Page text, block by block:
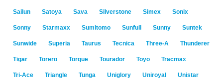
Sailun Satoya Sava Silverstone Simex Sonix
Sonny Starmaxx Sumitomo Sunfull Sunny Suntek
Sunwide Superia Taurus Tecnica Three-A Thunderer
Tigar Torero Torque Tourador Toyo Tracmax
Tri-Ace Triangle Tunga Uniglory Uniroyal Unistar